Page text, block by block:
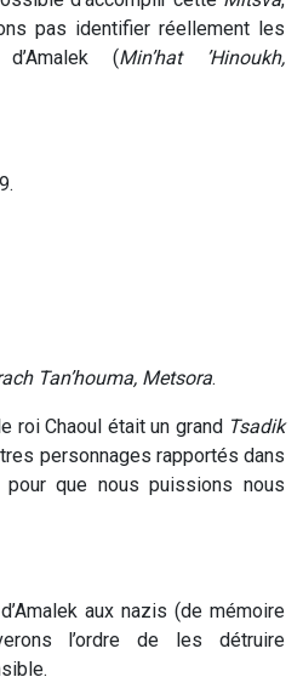
pas identifier réellement les
(Min’hat ’Hinoukh,
Tan’houma, Metsora.
roi Chaoul était un grand Tsadik
personnages rapportés dans
que nous puissions nous
aux nazis (de mémoire
l’ordre de les détruire